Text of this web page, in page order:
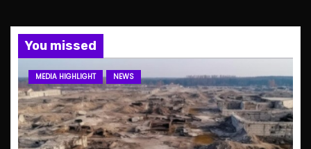
You missed
MEDIA HIGHLIGHT NEWS